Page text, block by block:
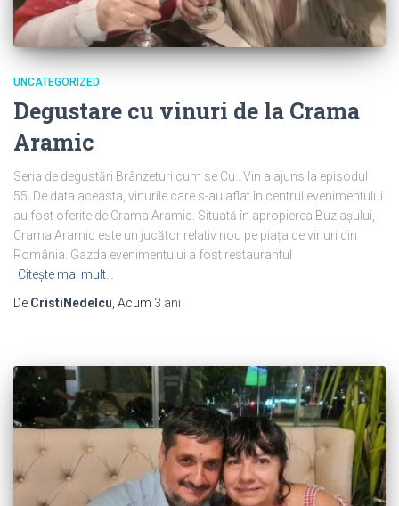
UNCATEGORIZED
Degustare cu vinuri de la Crama
Aramic
Seria de degustări Brânzeturi cum se Cu…Vin a ajuns la episodul
55. De data aceasta, vinurile care s-au aflat în centrul evenimentului
au fost oferite de Crama Aramic. Situată în apropierea Buziașului,
Crama Aramic este un jucător relativ nou pe piața de vinuri din
România. Gazda evenimentului a fost restaurantul
Citește mai mult…
De CristiNedelcu , Acum 3 ani